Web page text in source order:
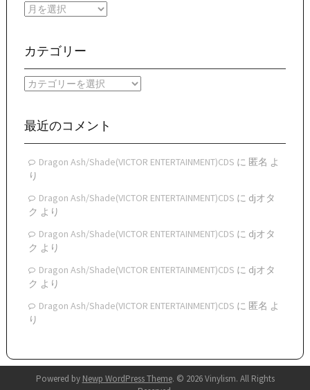
月
ー
イ
ブ
カテゴリー
カ
リ
最近のコメント
Dragon Ash/Shade(VICTOR ENTERTAINMENT)CDS に 匿名 よ
り
Dragon Ash/Shade(VICTOR ENTERTAINMENT)CDS に djオタ
ク より
Dragon Ash/Shade(VICTOR ENTERTAINMENT)CDS に djオタ
ク より
Dragon Ash/Shade(VICTOR ENTERTAINMENT)CDS に djオタ
ク より
Dragon Ash/Shade(VICTOR ENTERTAINMENT)CDS に 匿名 よ
り
Powered by Newp WordPress Theme. © 2026 Vinylism. All Rights